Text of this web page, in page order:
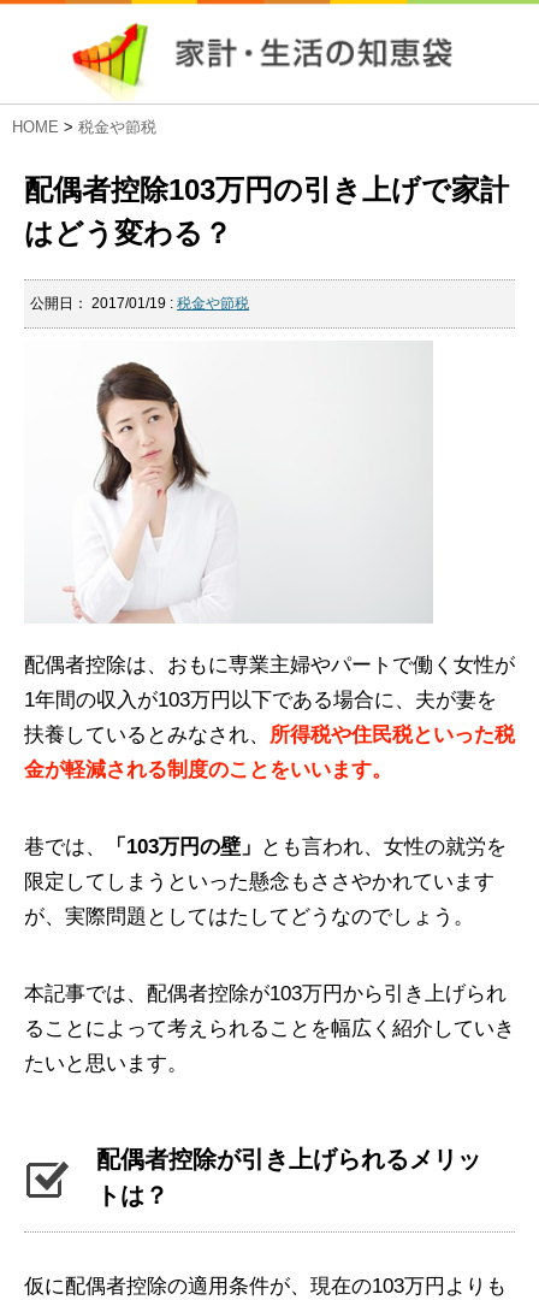
HOME > 税金や節税
配偶者控除103万円の引き上げで家計
はどう変わる？
公開日： 2017/01/19 : 税金や節税
配偶者控除は、おもに専業主婦やパートで働く女性が
1年間の収入が103万円以下である場合に、夫が妻を
扶養しているとみなされ、 所得税や住民税といった税
金が軽減される制度のことをいいます。
巷では、 「103万円の壁」
とも言われ、女性の就労を
限定してしまうといった懸念もささやかれています
が、実際問題としてはたしてどうなのでしょう。
本記事では、配偶者控除が103万円から引き上げられ
ることによって考えられることを幅広く紹介していき
たいと思います。
配偶者控除が引き上げられるメリッ
トは？
仮に配偶者控除の適用条件が、現在の103万円よりも